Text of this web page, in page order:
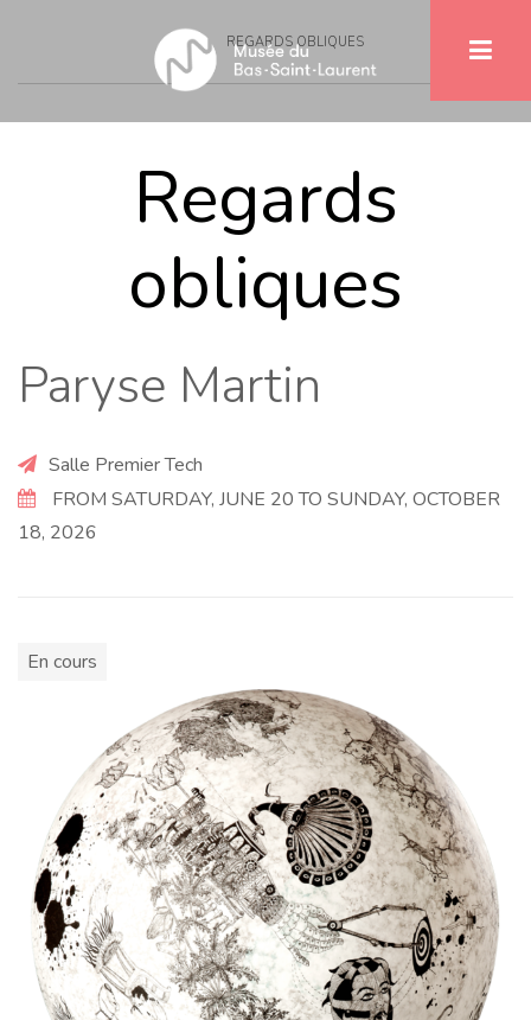
main
content
Breadcrumb REGARDS OBLIQUES
Regards
obliques
Paryse Martin
Salle Premier Tech
FROM SATURDAY, JUNE 20 TO SUNDAY, OCTOBER
18, 2026
En cours